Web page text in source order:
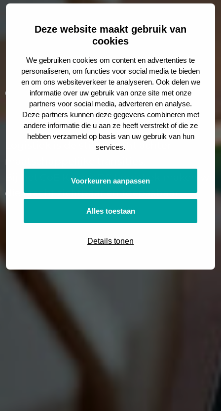
Deze website maakt gebruik van
cookies
We gebruiken cookies om content en advertenties te
personaliseren, om functies voor social media te bieden
en om ons websiteverkeer te analyseren. Ook delen we
informatie over uw gebruik van onze site met onze
partners voor social media, adverteren en analyse.
Deze partners kunnen deze gegevens combineren met
andere informatie die u aan ze heeft verstrekt of die ze
hebben verzameld op basis van uw gebruik van hun
services.
Voorkeuren aanpassen
Alles toestaan
Details tonen
Logistics for Society
CoE KennisDC Logistiek
Logistiek is de stille kracht achter
Bij het CoE KennisDC Logistiek maken we
die kracht zichtbaar en toepasbaar.